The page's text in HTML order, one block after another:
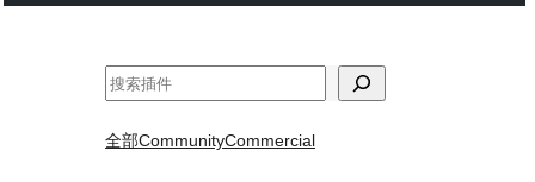
搜
全部CommunityCommercial